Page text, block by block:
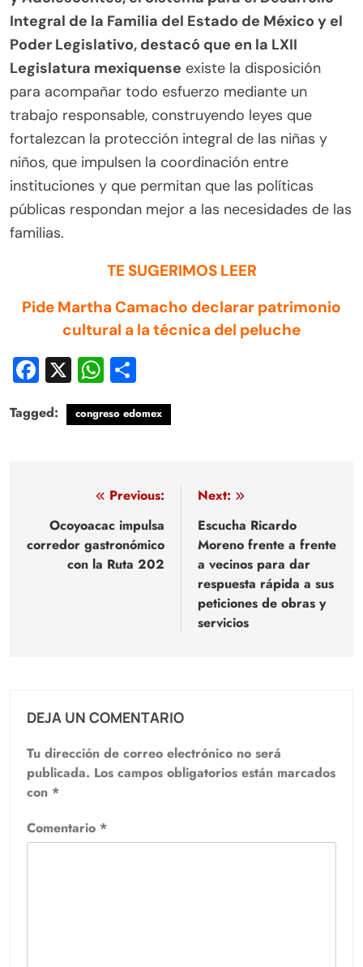
Integral de la Familia del Estado de México y el
Poder Legislativo, destacó que en la LXII
Legislatura mexiquense existe la disposición
para acompañar todo esfuerzo mediante un
trabajo responsable, construyendo leyes que
fortalezcan la protección integral de las niñas y
niños, que impulsen la coordinación entre
instituciones y que permitan que las políticas
públicas respondan mejor a las necesidades de las
familias.
TE SUGERIMOS LEER
Pide Martha Camacho declarar patrimonio
cultural a la técnica del peluche
Facebook
X WhatsApp
Tagged: congreso edomex
Navegación
entradas
Previous:
Ocoyoacac impulsa
corredor gastronómico
con la Ruta 202
Next:
Escucha Ricardo
Moreno frente a frente
a vecinos para dar
respuesta rápida a sus
peticiones de obras y
servicios
DEJA UN COMENTARIO
Tu dirección de correo electrónico no será
publicada. Los campos obligatorios están marcados
con *
Comentario *